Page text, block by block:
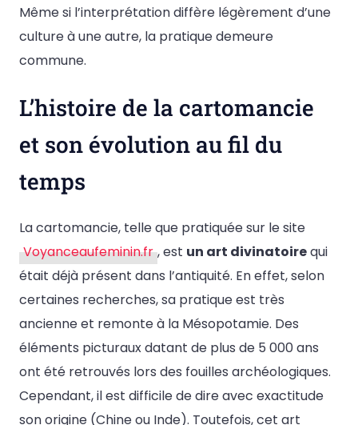
Même si l’interprétation diffère légèrement d’une
culture à une autre, la pratique demeure
commune.
L’histoire de la cartomancie
et son évolution au fil du
temps
La cartomancie, telle que pratiquée sur le site
Voyanceaufeminin.fr , est un art divinatoirequi
était déjà présent dans l’antiquité. En effet, selon
certaines recherches, sa pratique est très
ancienne et remonte à la Mésopotamie. Des
éléments picturaux datant de plus de 5 000 ans
ont été retrouvés lors des fouilles archéologiques.
Cependant, il est difficile de dire avec exactitude
son origine (Chine ou Inde). Toutefois, cet art